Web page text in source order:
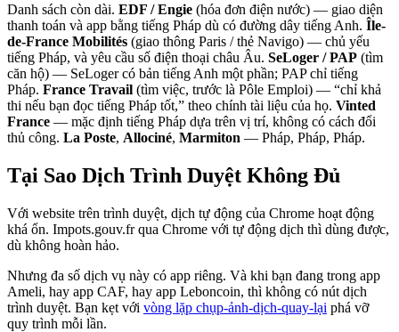
Danh sách còn dài. EDF / Engie (hóa đơn điện nước) — giao diện
thanh toán và app bằng tiếng Pháp dù có đường dây tiếng Anh. Île-
de-France Mobilités (giao thông Paris / thẻ Navigo) — chủ yếu
tiếng Pháp, và yêu cầu số điện thoại châu Âu. SeLoger / PAP (tìm
căn hộ) — SeLoger có bản tiếng Anh một phần; PAP chỉ tiếng
Pháp. France Travail (tìm việc, trước là Pôle Emploi) — “chỉ khả
thi nếu bạn đọc tiếng Pháp tốt,” theo chính tài liệu của họ. Vinted
France — mặc định tiếng Pháp dựa trên vị trí, không có cách đổi
thủ công. La Poste, Allociné, Marmiton — Pháp, Pháp, Pháp.
Tại Sao Dịch Trình Duyệt Không Đủ
Với website trên trình duyệt, dịch tự động của Chrome hoạt động
khá ổn. Impots.gouv.fr qua Chrome với tự động dịch thì dùng được,
dù không hoàn hảo.
Nhưng đa số dịch vụ này có app riêng. Và khi bạn đang trong app
Ameli, hay app CAF, hay app Leboncoin, thì không có nút dịch
trình duyệt. Bạn kẹt với vòng lặp chụp-ảnh-dịch-quay-lại phá vỡ
quy trình mỗi lần.